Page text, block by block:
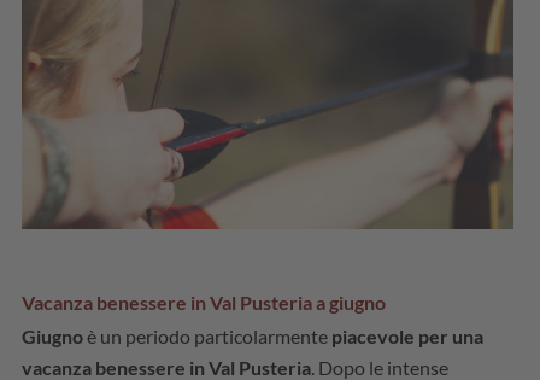
Vacanza benessere in Val Pusteria a giugno
Giugnoè un periodo particolarmente piacevole per una
vacanza benessere in Val Pusteria . Dopo le intense